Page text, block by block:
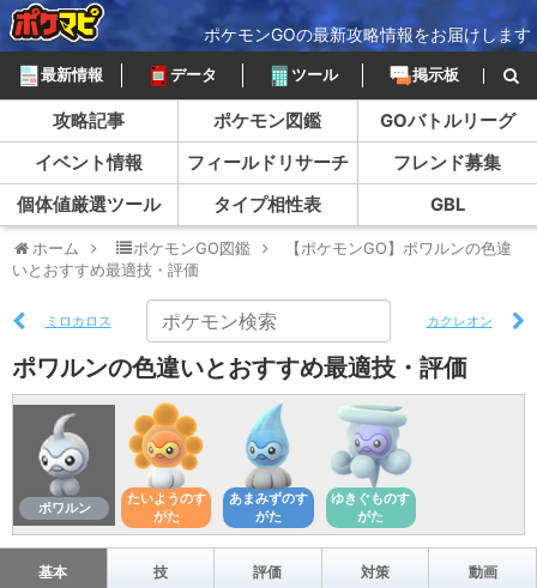
ポケモンGOの最新攻略情報をお届けします
最新情報 データ ツール 掲示板
攻略記事 ポケモン図鑑
GOバトルリーグ
イベント情報
フィールドリサーチ
フレンド募集
個体値厳選ツール
タイプ相性表 GBL
ホーム ポケモンGO図鑑
【ポケモンGO】ポワルンの色違
いとおすすめ最適技・評価
ミロカロス カクレオン
ポワルンの色違いとおすすめ最適技・評価
ポワルン
たいようのす
がた
あまみずのす
がた
ゆきぐものす
がた
基本 技 評価 対策 動画